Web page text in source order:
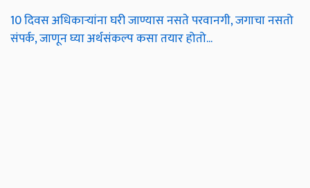
10 दिवस अधिकाऱ्यांना घरी जाण्यास नसते परवानगी, जगाचा नसतो
संपर्क, जाणून घ्या अर्थसंकल्प कसा तयार होतो...